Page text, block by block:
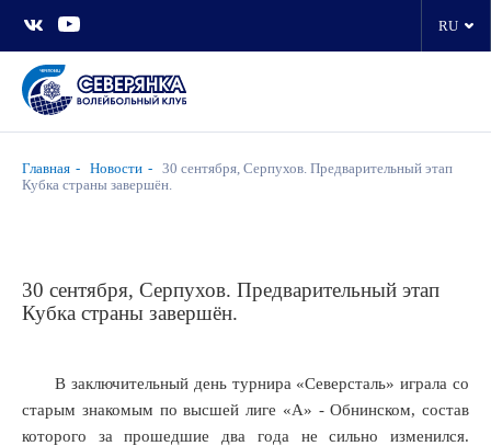
RU
Главная Новости
30 сентября, Серпухов. Предварительный этап
Кубка страны завершён.
30 сентября, Серпухов. Предварительный этап
Кубка страны завершён.
В заключительный день турнира «Северсталь» играла со
старым знакомым по высшей лиге «А» - Обнинском, состав
которого за прошедшие два года не сильно изменился.